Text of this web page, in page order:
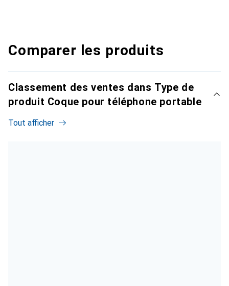
Comparer les produits
Classement des ventes dans Type de
produit Coque pour téléphone portable
Tout afficher